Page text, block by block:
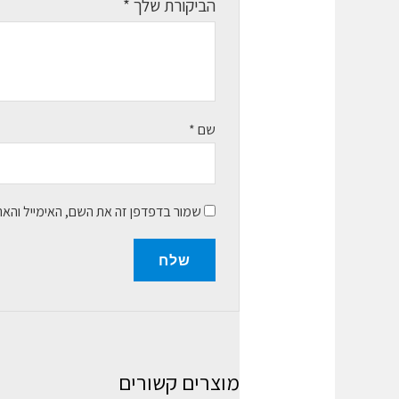
הביקורת שלך*
שם*
שמור בדפדפן זה את השם, האימייל
מוצרים קשורים